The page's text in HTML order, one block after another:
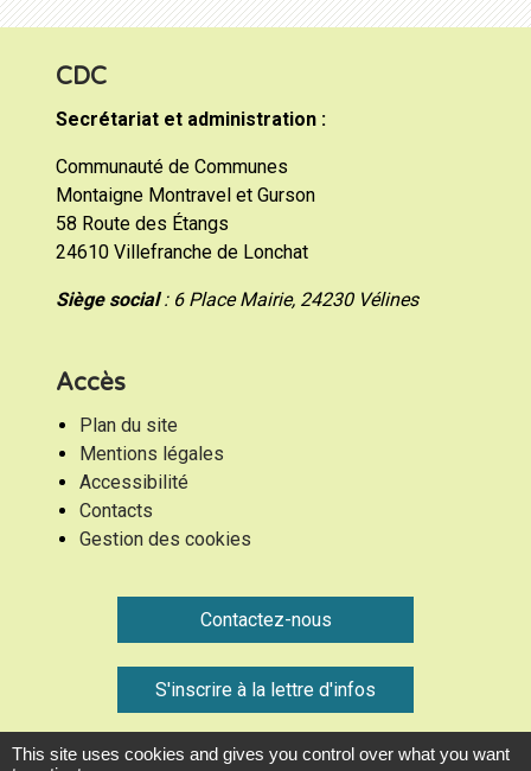
CDC
Secrétariat et administration :
Communauté de Communes
Montaigne Montravel et Gurson
58 Route des Étangs
24610 Villefranche de Lonchat
Siège social: 6 Place Mairie, 24230 Vélines
Accès
Plan du site
Mentions légales
Accessibilité
Contacts
Gestion des cookies
Contactez-nous
S'inscrire à la lettre d'infos
Communauté de Communes Montaigne Montravel et
This site uses cookies and gives you control over what you want